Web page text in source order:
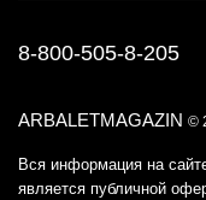
ARBALETMAGAZIN ©
Вся информация на
является публичной
8-800-505-8-205